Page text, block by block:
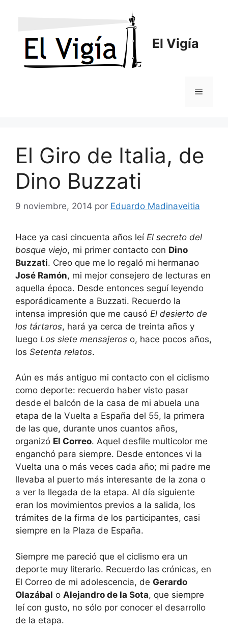
El Vigía
Menú
El Giro de Italia, de
Dino Buzzati
9 noviembre, 2014 por Eduardo Madinaveitia
Hace ya casi cincuenta años leí El secreto del
bosque viejo, mi primer contacto con Dino
Buzzati. Creo que me lo regaló mi hermanao
José Ramón, mi mejor consejero de lecturas en
aquella época. Desde entonces seguí leyendo
esporádicamente a Buzzati. Recuerdo la
intensa impresión que me causó El desierto de
los tártaros, hará ya cerca de treinta años y
luego Los siete mensajeros o, hace pocos años,
los Setenta relatos.
Aún es más antiguo mi contacto con el ciclismo
como deporte: recuerdo haber visto pasar
desde el balcón de la casa de mi abuela una
etapa de la Vuelta a España del 55, la primera
de las que, durante unos cuantos años,
organizó El Correo. Aquel desfile multicolor me
enganchó para siempre. Desde entonces vi la
Vuelta una o más veces cada año; mi padre me
llevaba al puerto más interesante de la zona o
a ver la llegada de la etapa. Al día siguiente
eran los movimientos previos a la salida, los
trámites de la firma de los participantes, casi
siempre en la Plaza de España.
Siempre me pareció que el ciclismo era un
deporte muy literario. Recuerdo las crónicas, en
El Correo de mi adolescencia, de Gerardo
Olazábal o Alejandro de la Sota, que siempre
leí con gusto, no sólo por conocer el desarrollo
de la etapa.